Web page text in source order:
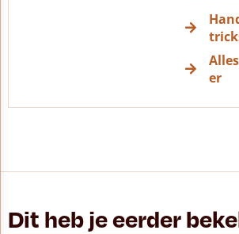
er
Dit heb je eerder